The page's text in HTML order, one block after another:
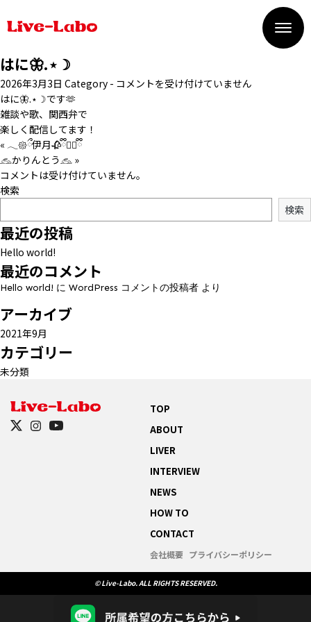
はに🦋.⋆☽
2026年3月3日 Category - は
コメントを受け付けていません
はに🦋.⋆☽です🫶
雑談や歌、関西弁で
楽しく配信してます！
« 𓂃𑁍ྀ伊月🥀ྀི🐕‍🦺ྀི
𓃺かりんとう𓃺 »
コメントは受け付けていません。
検索
検索
最近の投稿
Hello world!
最近のコメント
Hello world! に WordPress コメントの投稿者 より
アーカイブ
2021年9月
カテゴリー
未分類
TOP
ABOUT
LIVER
INTERVIEW
NEWS
HOW TO
CONTACT
会社概要 プライバシーポリシー
© Live-Labo. ALL RIGHTS RESERVED.